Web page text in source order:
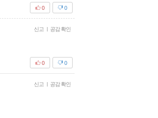
0
0
신고 | 공감 확인
0
0
신고 | 공감 확인